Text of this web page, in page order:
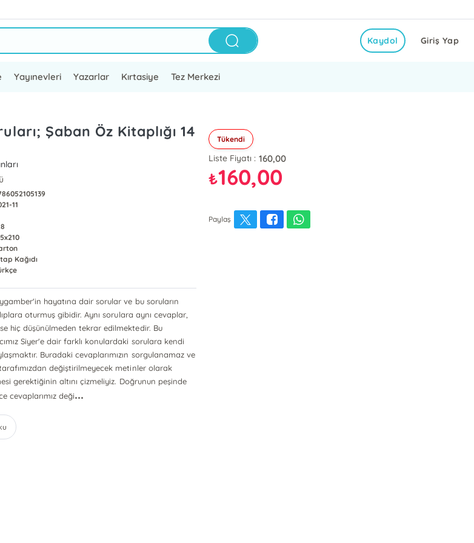
Giriş Yap
Kaydol
Yayınevleri Yazarlar Kırtasiye Tez Merkezi
Şaban Öz Kitaplığı 14
11
Kağıdı
hayatına dair sorular ve bu soruların
oturmuş gibidir. Aynı sorulara aynı cevaplar,
hiç düşünülmeden tekrar edilmektedir. Bu
Siyer'e dair farklı konulardaki sorulara kendi
Buradaki cevaplarımızın sorgulanamaz ve
değiştirilmeyecek metinler olarak
gerektiğinin altını çizmeliyiz. Doğrunun peşinde
cevaplarımız deği...
Tükendi
Liste Fiyatı : 160,00
₺160,00
Paylaş